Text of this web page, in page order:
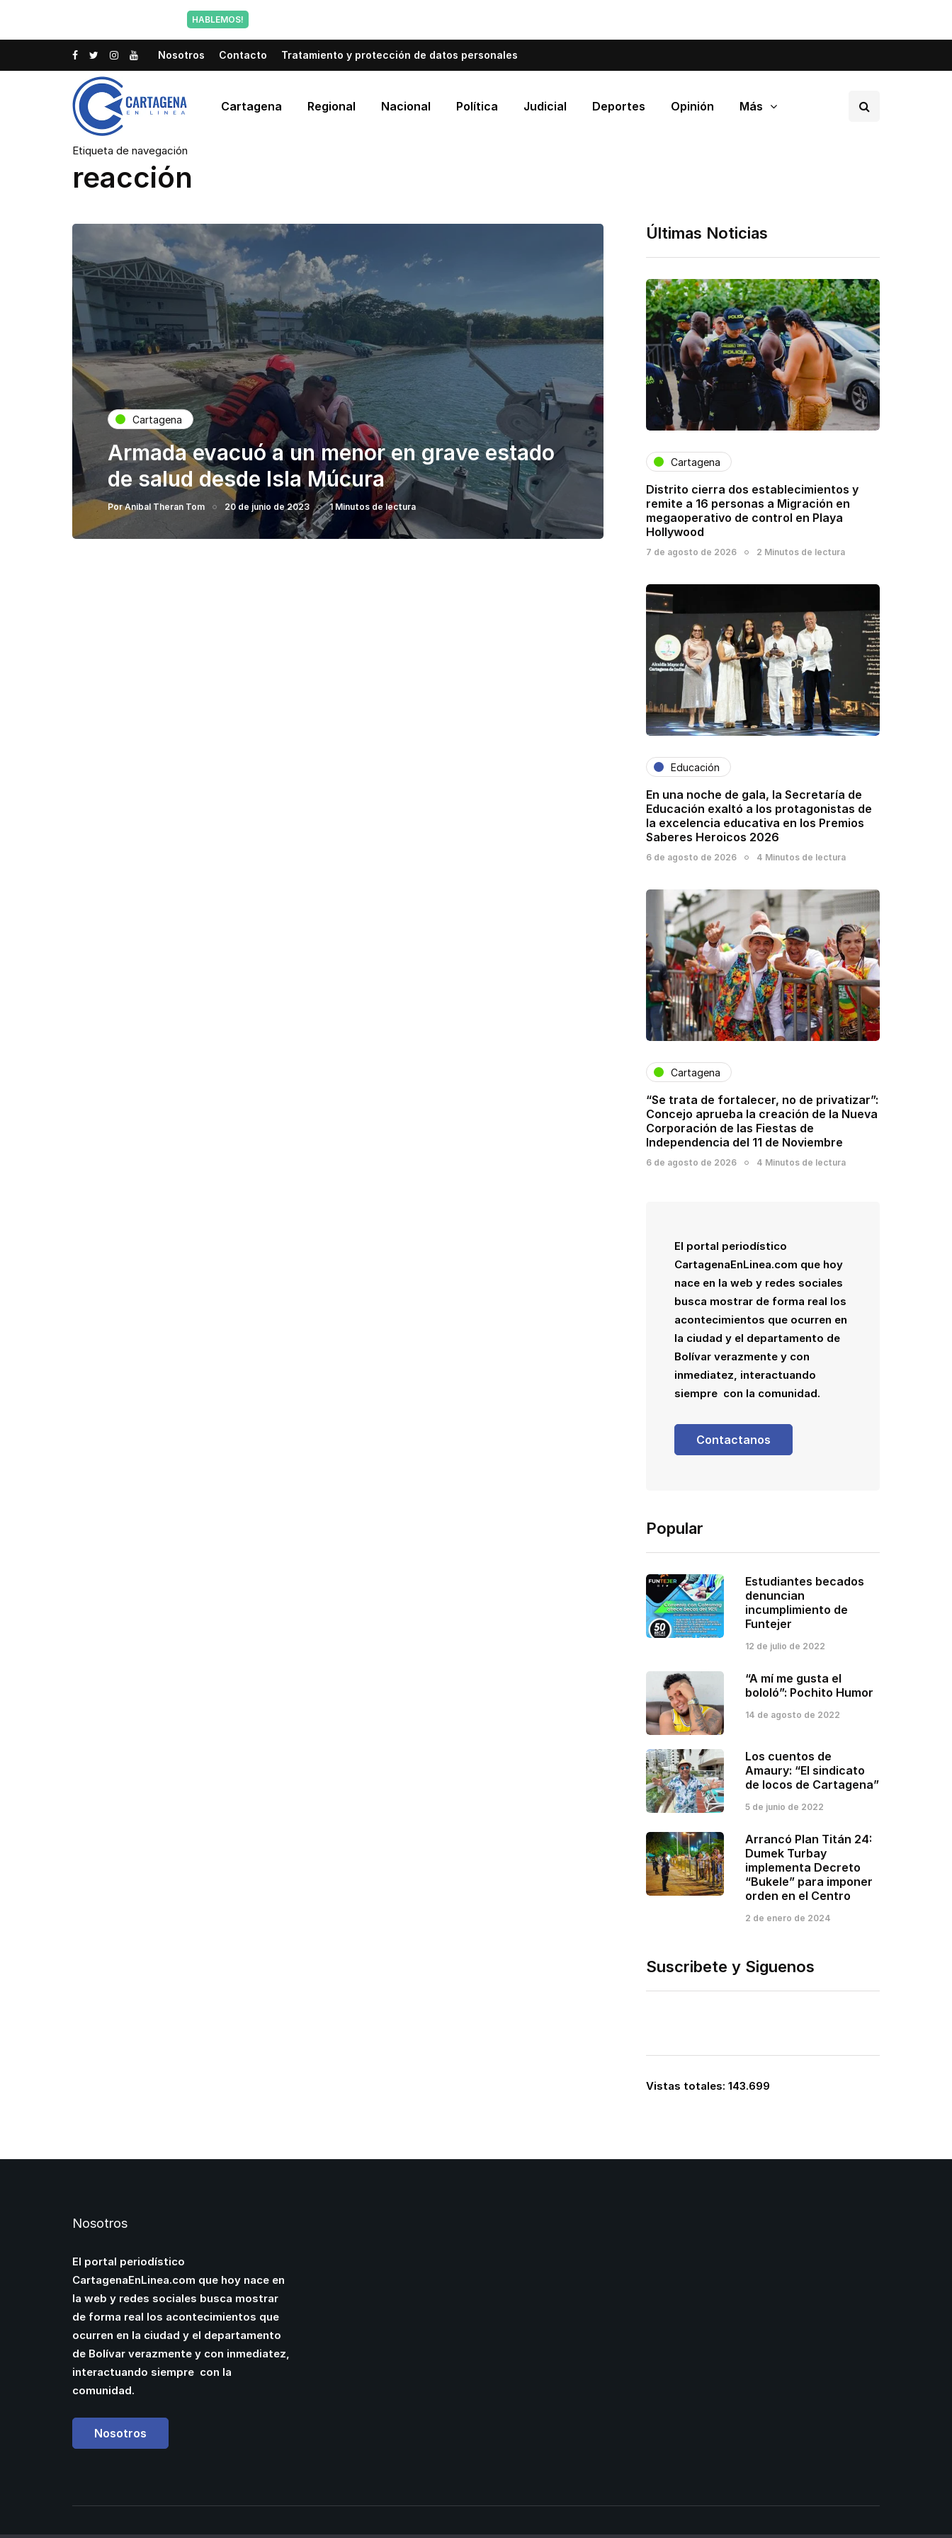
HABLEMOS!
Nosotros Contacto Tratamiento y protección de datos personales
Cartagena Regional Nacional Política Judicial Deportes Opinión Más
Etiqueta de navegación
reacción
Cartagena
Armada evacuó a un menor en grave estado
de salud desde Isla Múcura
PorAnibal Theran Tom 20 de junio de 2023 1 Minutos de lectura
Últimas Noticias
Cartagena
Distrito cierra dos establecimientos y
remite a 16 personas a Migración en
megaoperativo de control en Playa
Hollywood
7 de agosto de 2026 2 Minutos de lectura
Educación
En una noche de gala, la Secretaría de
Educación exaltó a los protagonistas de
la excelencia educativa en los Premios
Saberes Heroicos 2026
6 de agosto de 2026 4 Minutos de lectura
Cartagena
“Se trata de fortalecer, no de privatizar”:
Concejo aprueba la creación de la Nueva
Corporación de las Fiestas de
Independencia del 11 de Noviembre
6 de agosto de 2026 4 Minutos de lectura
El portal periodístico
CartagenaEnLinea.com que hoy
nace en la web y redes sociales
busca mostrar de forma real los
acontecimientos que ocurren en
la ciudad y el departamento de
Bolívar verazmente y con
inmediatez, interactuando
siempre con la comunidad.
Contactanos
Popular
Estudiantes becados
denuncian
incumplimiento de
Funtejer
12 de julio de 2022
“A mí me gusta el
bololó”: Pochito Humor
14 de agosto de 2022
Los cuentos de
Amaury: “El sindicato
de locos de Cartagena”
5 de junio de 2022
Arrancó Plan Titán 24:
Dumek Turbay
implementa Decreto
“Bukele” para imponer
orden en el Centro
2 de enero de 2024
Suscribete y Siguenos
Vistas totales: 143.699
Nosotros
El portal periodístico
CartagenaEnLinea.com que hoy nace en
la web y redes sociales busca mostrar
de forma real los acontecimientos que
ocurren en la ciudad y el departamento
de Bolívar verazmente y con inmediatez,
interactuando siempre con la
comunidad.
Nosotros